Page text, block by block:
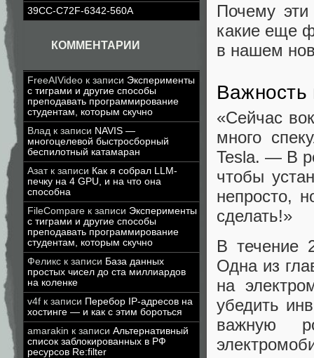
39CC-C72F-6342-560A
КОММЕНТАРИИ
FreeAIVideo к записи Эксперименты
с тиграми и другие способы
преподавать программирование
студентам, которым скучно
Влад к записи NAVIS —
многоцелевой быстросборный
беспилотный катамаран
Азатк записи Как я собрал LLM-
печку на 4 GPU, и на что она
способна
FileCompare к записи Эксперименты
с тиграми и другие способы
преподавать программирование
студентам, которым скучно
Феликс к записи База данных
простых чисел до ста миллиардов
на коленке
v4f к записи Перебор IP-адресов на
хостинге — и как с этим бороться
amarakin к записи Альтернативный
список заблокированных в РФ
ресурсов Re:filter
Почему
какие еще
в нашем
«Сейчас
много
Tesla. — В
чтобы
непросто,
сделать!»
В течение
Одна из
на
убедить
важную